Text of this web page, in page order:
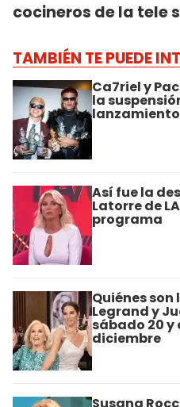
cocineros de la tele
TAMBIÉN TE PUEDE
Ca7riel y
la
Así fue la
Latorre de
programa
Quiénes
Legrand y
sábado 20 y
diciembre
Susana